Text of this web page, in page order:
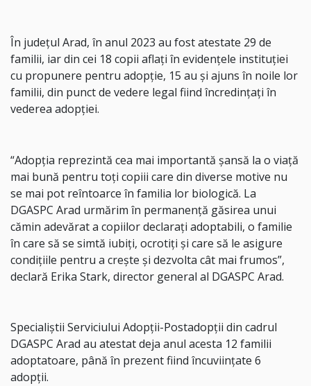
În județul Arad, în anul 2023 au fost atestate 29 de
familii, iar din cei 18 copii aflați în evidențele instituției
cu propunere pentru adopție, 15 au și ajuns în noile lor
familii, din punct de vedere legal fiind încredinţaţi în
vederea adopţiei.
“Adopţia reprezintă cea mai importantă şansă la o viaţă
mai bună pentru toţi copiii care din diverse motive nu
se mai pot reîntoarce în familia lor biologică. La
DGASPC Arad urmărim în permanență găsirea unui
cămin adevărat a copiilor declaraţi adoptabili, o familie
în care să se simtă iubiți, ocrotiți și care să le asigure
condițiile pentru a crește și dezvolta cât mai frumos”,
declară Erika Stark, director general al DGASPC Arad.
Specialiștii Serviciului Adopții-Postadopții din cadrul
DGASPC Arad au atestat deja anul acesta 12 familii
adoptatoare, până în prezent fiind încuviințate 6
adopții.